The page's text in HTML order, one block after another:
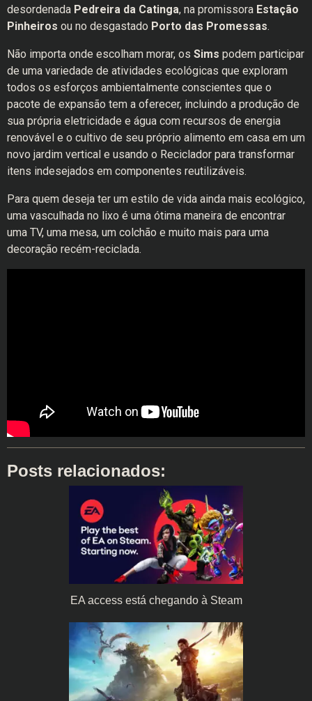
desordenada Pedreira da Catinga, na promissora Estação
Pinheiros ou no desgastado Porto das Promessas.
Não importa onde escolham morar, os Sims podem participar
de uma variedade de atividades ecológicas que exploram
todos os esforços ambientalmente conscientes que o
pacote de expansão tem a oferecer, incluindo a produção de
sua própria eletricidade e água com recursos de energia
renovável e o cultivo de seu próprio alimento em casa em um
novo jardim vertical e usando o Reciclador para transformar
itens indesejados em componentes reutilizáveis.
Para quem deseja ter um estilo de vida ainda mais ecológico,
uma vasculhada no lixo é uma ótima maneira de encontrar
uma TV, uma mesa, um colchão e muito mais para uma
decoração recém-reciclada.
Posts relacionados:
EA access está chegando à Steam